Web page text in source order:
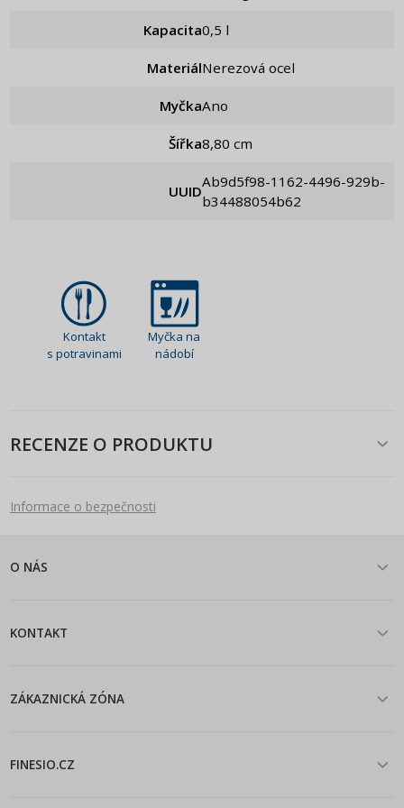
Kapacita 0,5 l
Materiál Nerezová ocel
Myčka Ano
Šířka 8,80 cm
UUID
ab9d5f98-1162-4496-929b-
b34488054b62
Kontakt
s potravinami
Myčka na
nádobí
RECENZE O PRODUKTU
Informace o bezpečnosti
O NÁS
KONTAKT
ZÁKAZNICKÁ ZÓNA
FINESIO.CZ